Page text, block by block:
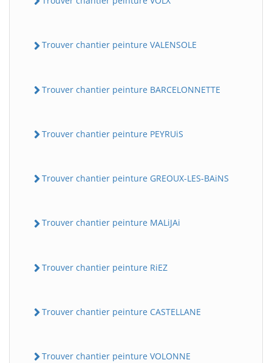
Trouver chantier peinture VALENSOLE
Trouver chantier peinture BARCELONNETTE
Trouver chantier peinture PEYRUiS
Trouver chantier peinture GREOUX-LES-BAiNS
Trouver chantier peinture MALiJAi
Trouver chantier peinture RiEZ
Trouver chantier peinture CASTELLANE
Trouver chantier peinture VOLONNE